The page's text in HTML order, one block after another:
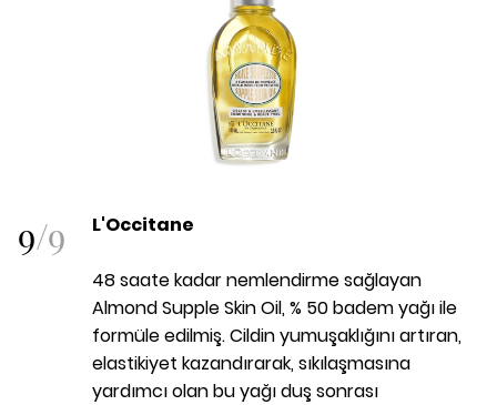
9/9 L'Occitane
48 saate kadar nemlendirme sağlayan
Almond Supple Skin Oil, % 50 badem yağı ile
formüle edilmiş. Cildin yumuşaklığını artıran,
elastikiyet kazandırarak, sıkılaşmasına
yardımcı olan bu yağı duş sonrası